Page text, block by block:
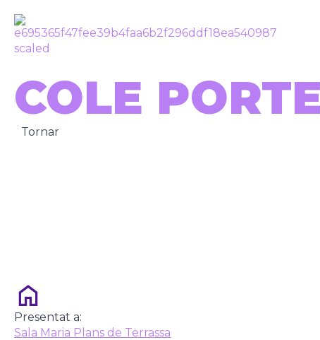
COLE
Tornar
Presentat a:
Sala Maria Plans de Terrassa